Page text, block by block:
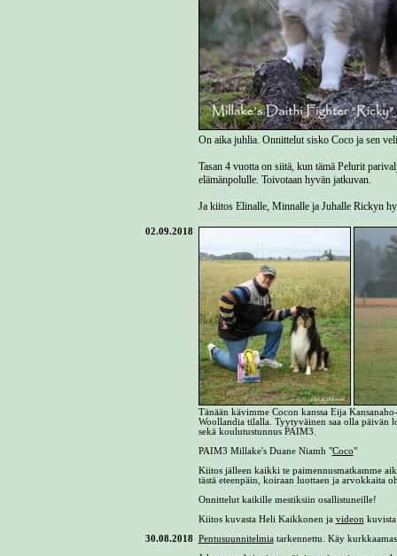
On aika juhlia. Onnittelut sisko Coco ja sen
Tasan 4 vuotta on siitä, kun tämä Pelurit
elämänpolulle. Toivotaan hyvän jatkuvan.
Ja kiitos Elinalle, Minnalle ja Juhalle Rickyn
02.09.2018
Tänään kävimme Cocon kanssa Eija
Woollandia tilalla. Tyytyväinen saa olla päivän
sekä koulutustunnus PAIM3.
PAIM3 Millake's Duane Niamh "Coco"
Kiitos jälleen kaikki te paimennusmatkamme
tästä eteenpäin, koiraan luottaen ja arvokkaita
Onnittelut kaikille mestiksiin osallistuneille!
Kiitos kuvasta Heli Kaikkonen ja videon
30.08.2018 Pentusuunnitelmiatarkennettu. Käy